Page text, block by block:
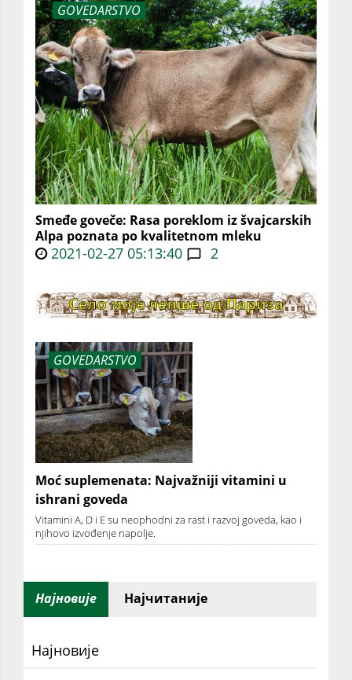
GOVEDARSTVO
Smeđe goveče: Rasa poreklom iz švajcarskih
Alpa poznata po kvalitetnom mleku
2021-02-27 05:13:40 2
GOVEDARSTVO
Moć suplemenata: Najvažniji vitamini u
ishrani goveda
Vitamini A, D i E su neophodni za rast i razvoj goveda, kao i
njihovo izvođenje napolje.
Најновије Најчитаније
Најновије